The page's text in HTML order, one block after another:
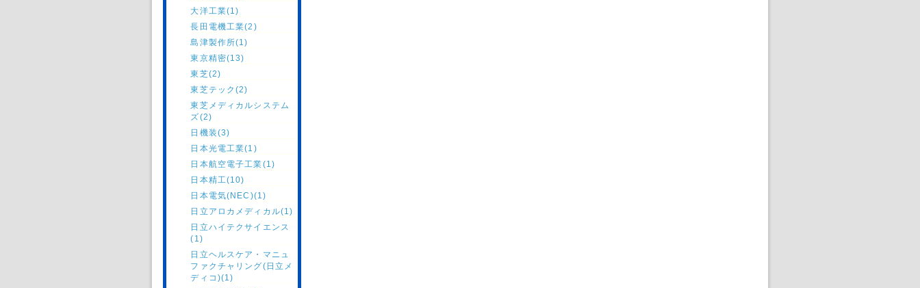
大洋工業(1)
長田電機工業(2)
島津製作所(1)
東京精密(13)
東芝(2)
東芝テック(2)
東芝メディカルシステム
ズ(2)
日機装(3)
日本光電工業(1)
日本航空電子工業(1)
日本精工(10)
日本電気(NEC)(1)
日立アロカメディカル(1)
日立ハイテクサイエンス
(1)
日立ヘルスケア・マニュ
ファクチャリング(日立メ
ディコ)(1)